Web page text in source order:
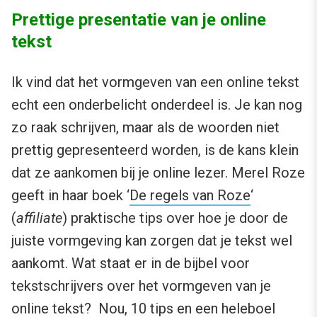
Prettige presentatie van je online
tekst
Ik vind dat het vormgeven van een online tekst
echt een onderbelicht onderdeel is. Je kan nog
zo raak schrijven, maar als de woorden niet
prettig gepresenteerd worden, is de kans klein
dat ze aankomen bij je online lezer. Merel Roze
geeft in haar boek ‘De regels van Roze‘
(affiliate) praktische tips over hoe je door de
juiste vormgeving kan zorgen dat je tekst wel
aankomt. Wat staat er in de bijbel voor
tekstschrijvers over het vormgeven van je
online tekst? Nou, 10 tips en een heleboel